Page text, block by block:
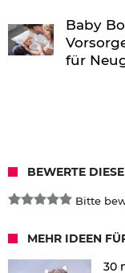
Baby
für
BEWERTE
Bitte
MEHR IDEEN
30